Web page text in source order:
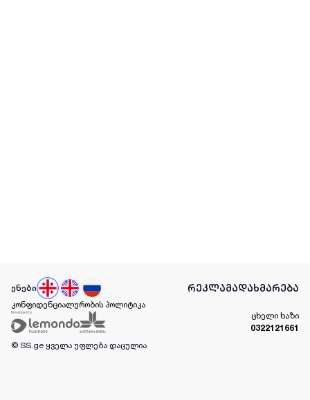
ენები რეკლამადახმარება
კონფიდენციალურობის პოლიტიკა
ცხელი ხაზი
0322121661
© SS.ge ყველა უფლება დაცულია